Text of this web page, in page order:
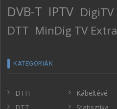
DVB-T IPTV DigiTV
DTT MinDig TV Extra
KATEGÓRIÁK
DTH
Kábeltévé